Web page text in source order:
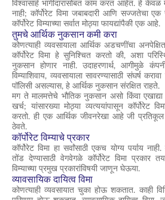
विश्वासार्ह भागीदारासोबत काम करत आहेत. हे केवळ
नाही; कॉर्पोरेट विमा जबाबदारी आणि सज्जतेचा
कॉर्पोरेट विम्याच्या सर्वात मोठ्या फायद्यांपैकी एक आहे.
तुमचे आर्थिक नुकसान कमी करा
कोणत्याही व्यवसायाला आर्थिक अडचणींचा
कॉर्पोरेट विमा हे सुनिश्चित करतो की, अशा
नुकसान होणार नाही. उदाहरणार्थ, आगीमुळे
विम्याशिवाय, व्यवसायाला सावरण्यासाठी संघर्ष
पॉलिसी असल्यास, हे आर्थिक नुकसान संरक्षित राहते.
मग ते मालमत्तेचे भौतिक नुकसान असो किंवा
खर्च; यांसारख्या मोठ्या व्यत्ययांपासून कॉर्पोरेट
करतो. ही एक आर्थिक जीवनरेखा आहे जी प्रतिकूल
ठेवते.
कॉर्पोरेट विम्याचे प्रकार
कॉर्पोरेट विमा हा सर्वांसाठी एकच योग्य पर्याय
तोंड देण्यासाठी वेगवेगळे कॉर्पोरेट विमा प्रकार
विम्याच्या प्रमुख प्रकारांविषयी जाणून घेऊया.
व्यावसायिक दायित्व विमा
कोणत्याही व्यवसायात चुका होऊ शकतात. काही